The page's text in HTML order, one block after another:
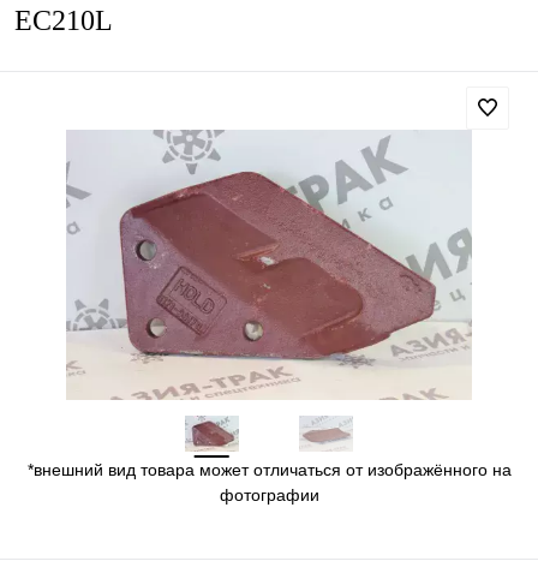
EC210L
*внешний вид товара может отличаться от изображённого на
фотографии